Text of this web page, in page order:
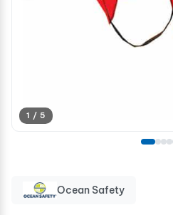
1 / 5
Ocean Safety